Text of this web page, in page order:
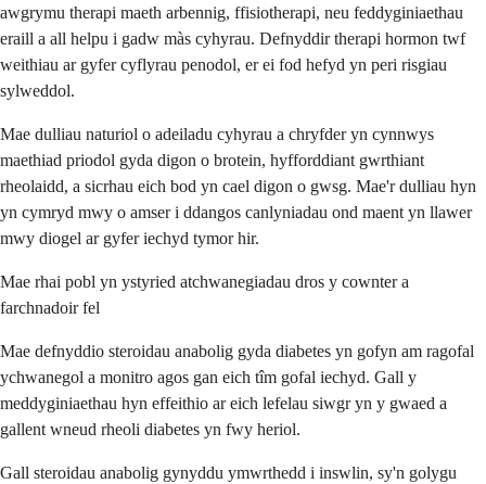
awgrymu therapi maeth arbennig, ffisiotherapi, neu feddyginiaethau
eraill a all helpu i gadw màs cyhyrau. Defnyddir therapi hormon twf
weithiau ar gyfer cyflyrau penodol, er ei fod hefyd yn peri risgiau
sylweddol.
Mae dulliau naturiol o adeiladu cyhyrau a chryfder yn cynnwys
maethiad priodol gyda digon o brotein, hyfforddiant gwrthiant
rheolaidd, a sicrhau eich bod yn cael digon o gwsg. Mae'r dulliau hyn
yn cymryd mwy o amser i ddangos canlyniadau ond maent yn llawer
mwy diogel ar gyfer iechyd tymor hir.
Mae rhai pobl yn ystyried atchwanegiadau dros y cownter a
farchnadoir fel
Mae defnyddio steroidau anabolig gyda diabetes yn gofyn am ragofal
ychwanegol a monitro agos gan eich tîm gofal iechyd. Gall y
meddyginiaethau hyn effeithio ar eich lefelau siwgr yn y gwaed a
gallent wneud rheoli diabetes yn fwy heriol.
Gall steroidau anabolig gynyddu ymwrthedd i inswlin, sy'n golygu